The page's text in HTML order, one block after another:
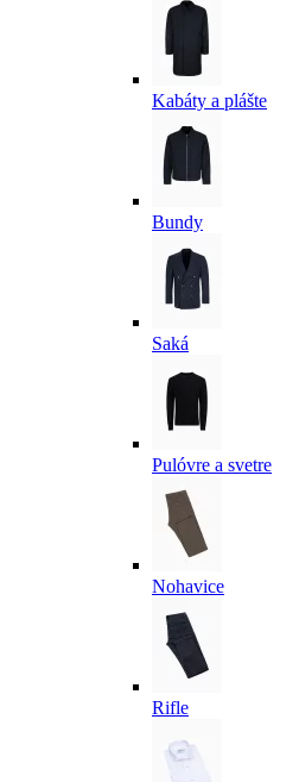
Kabáty a plášte
Bundy
Saká
Pulóvre a svetre
Nohavice
Rifle